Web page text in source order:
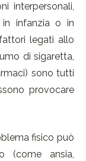
interpersonali,
in infanzia o in
legati allo
di sigaretta,
sono tutti
provocare
fisico può
(come ansia,